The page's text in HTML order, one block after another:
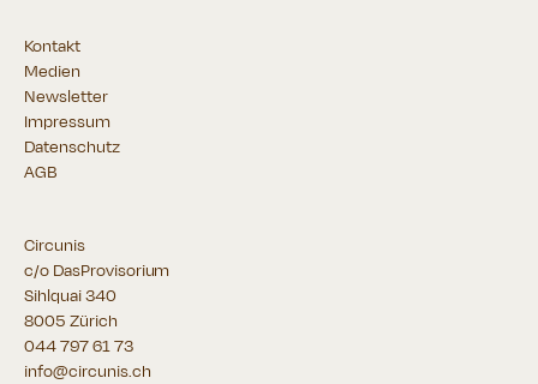
Kontakt
Medien
Newsletter
Impressum
Datenschutz
AGB
Circunis
c/o DasProvisorium
Sihlquai 340
8005 Zürich
044 797 61 73
info@circunis.ch